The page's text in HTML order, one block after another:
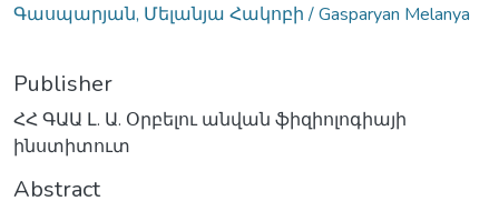
Գասպարյան, Մելանյա Հակոբի / Gasparyan Melanya
Publisher
ՀՀ ԳԱԱ Լ. Ա. Օրբելու անվան ֆիզիոլոգիայի
ինստիտուտ
Abstract